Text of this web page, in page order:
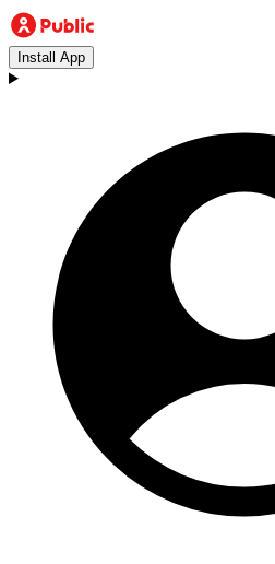
Install App